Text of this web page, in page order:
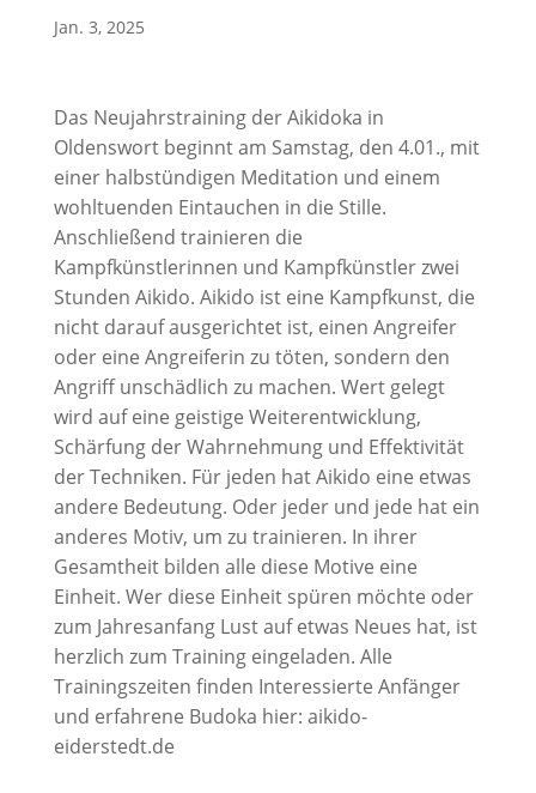
Jan. 3, 2025
Das Neujahrstraining der Aikidoka in
Oldenswort beginnt am Samstag, den 4.01., mit
einer halbstündigen Meditation und einem
wohltuenden Eintauchen in die Stille.
Anschließend trainieren die
Kampfkünstlerinnen und Kampfkünstler zwei
Stunden Aikido. Aikido ist eine Kampfkunst, die
nicht darauf ausgerichtet ist, einen Angreifer
oder eine Angreiferin zu töten, sondern den
Angriff unschädlich zu machen. Wert gelegt
wird auf eine geistige Weiterentwicklung,
Schärfung der Wahrnehmung und Effektivität
der Techniken. Für jeden hat Aikido eine etwas
andere Bedeutung. Oder jeder und jede hat ein
anderes Motiv, um zu trainieren. In ihrer
Gesamtheit bilden alle diese Motive eine
Einheit. Wer diese Einheit spüren möchte oder
zum Jahresanfang Lust auf etwas Neues hat, ist
herzlich zum Training eingeladen. Alle
Trainingszeiten finden Interessierte Anfänger
und erfahrene Budoka hier: aikido-
eiderstedt.de